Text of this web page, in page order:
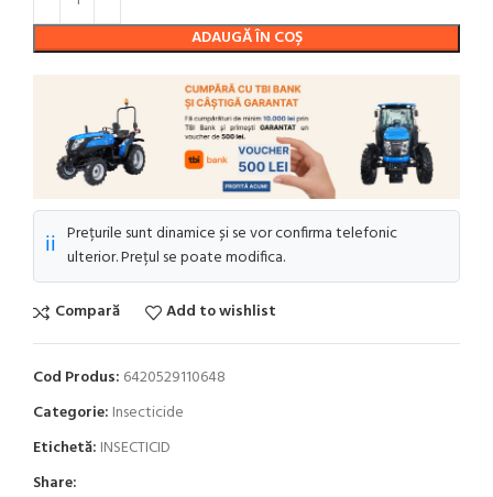
ADAUGĂ ÎN COȘ
ℹ️ Prețurile sunt dinamice și se vor confirma telefonic
ulterior. Prețul se poate modifica.
Compară Add to wishlist
Cod Produs: 6420529110648
Categorie: Insecticide
Etichetă: INSECTICID
Share: